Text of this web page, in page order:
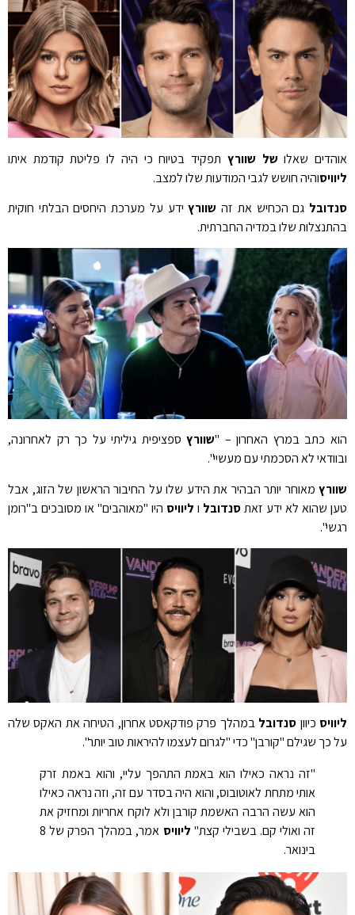
אוהדים שאלו של שוורץ תפקיד בטיוח כי היה לו פליטת קודמת איתו
ליוויסוהיה חושש לגבי המודעות שלו למצב.
סנדובל גם הכחיש את זה שוורץ ידע על מערכת היחסים הבלתי חוקית
בהתנצלות שלו במדיה החברתית.
הוא כתב במרץ האחרון – "שוורץספציפית גיליתי על כך רק לאחרונה,
ובוודאי לא הסכמתי עם מעשיי".
שוורץ מאוחר יותר הבהיר את הידע שלו על החיבור הראשון של הזוג, אבל
טען שהוא לא ידע זאתסנדובל ו ליוויס היו "מאוהבים" או מסובכים ב"רומן
רגשי".
ליוויס כיוון סנדובל במהלך פרק פודקאסט אחרון, הטיחה את האקס שלה
על כך שגילם "קורבן" כדי "לגרום לעצמו להיראות טוב יותר".
"זה נראה כאילו הוא באמת התהפך עליי, והוא באמת זרק
אותי מתחת לאוטובוס, והוא היה בסדר עם זה, וזה נראה כאילו
הוא עשה הרבה האשמת קורבן ולא לוקח אחריות ומחזיק את
זה ואולי קם. בשבילי קצת" ליוויס
אמר, במהלך הפרק של 8
בינואר.